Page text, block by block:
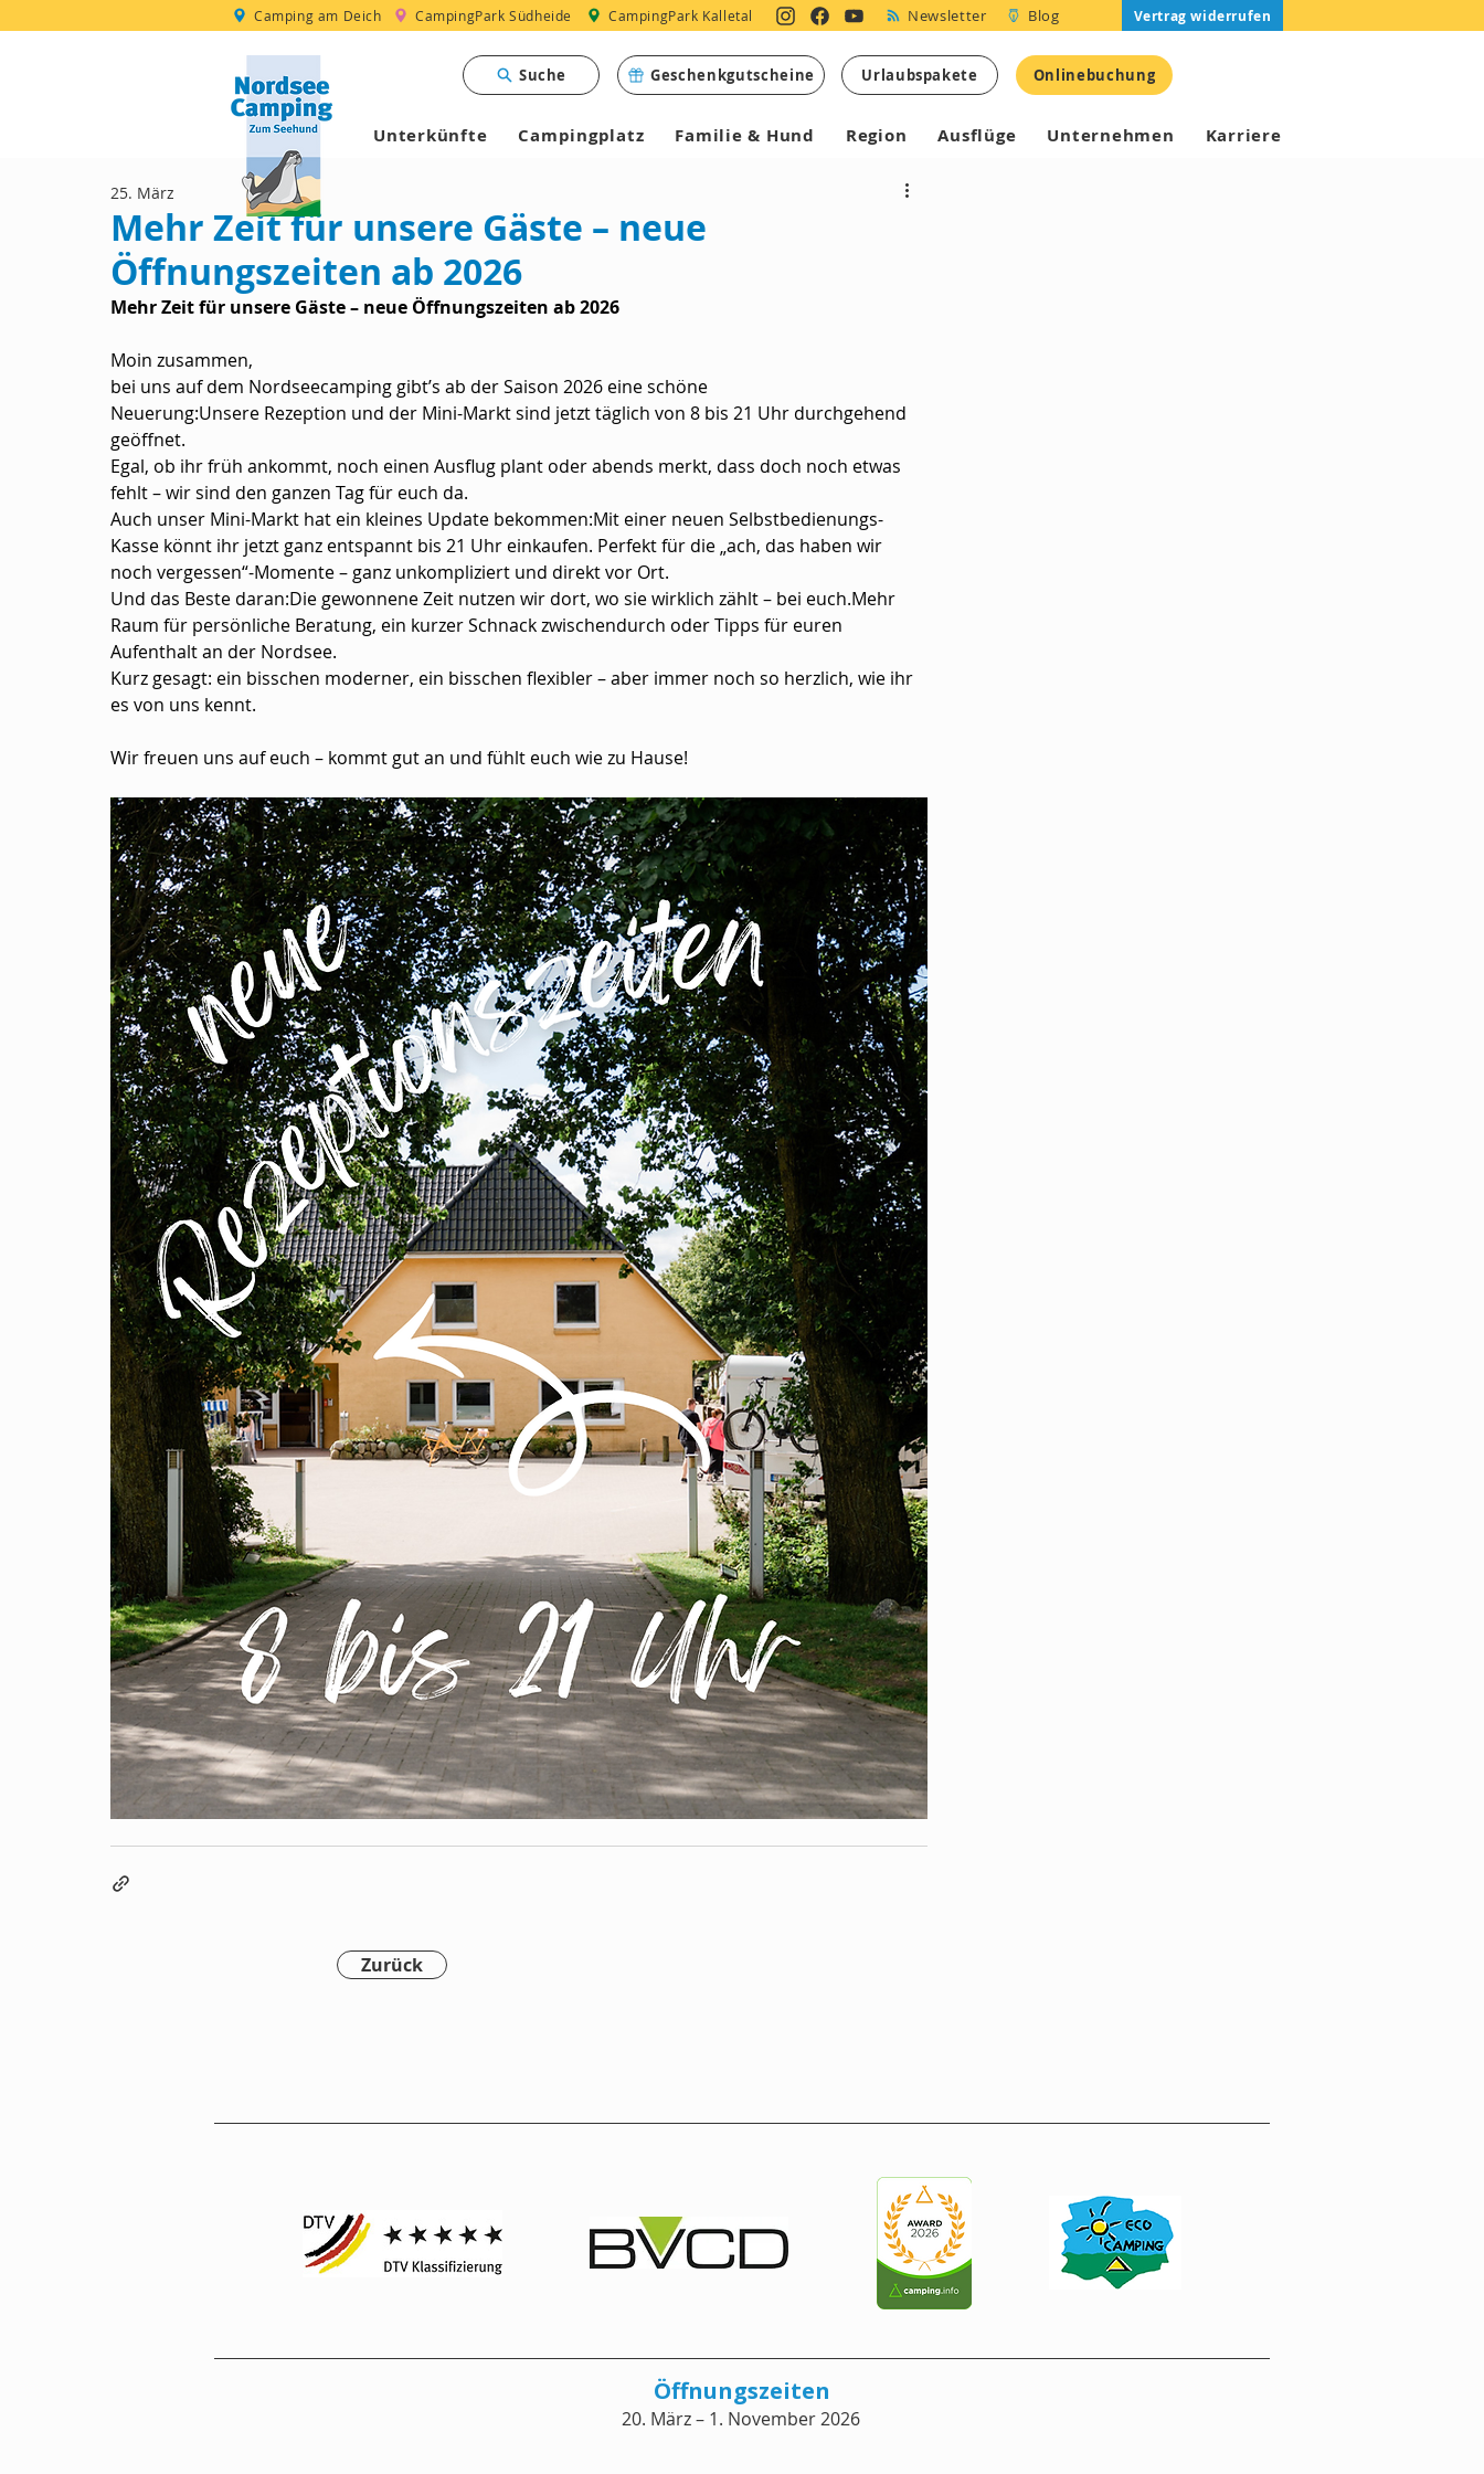
Camping am Deich CampingPark Südheide CampingPark Kalletal Newsletter Blog Vertrag widerrufen
Suche Geschenkgutscheine Urlaubspakete Onlinebuchung
Unterkünfte Campingplatz Familie & Hund Region Ausflüge Unternehmen Karriere
Mehr Zeit für unsere Gäste – neue
Öffnungszeiten ab 2026
25. März
Mehr Zeit für unsere Gäste – neue Öffnungszeiten ab 2026
Moin zusammen,
bei uns auf dem Nordseecamping gibt’s ab der Saison 2026 eine schöne
Neuerung:Unsere Rezeption und der Mini-Markt sind jetzt täglich von 8 bis 21 Uhr durchgehend
geöffnet.
Egal, ob ihr früh ankommt, noch einen Ausflug plant oder abends merkt, dass doch noch etwas
fehlt – wir sind den ganzen Tag für euch da.
Auch unser Mini-Markt hat ein kleines Update bekommen:Mit einer neuen Selbstbedienungs-
Kasse könnt ihr jetzt ganz entspannt bis 21 Uhr einkaufen. Perfekt für die „ach, das haben wir
noch vergessen“-Momente – ganz unkompliziert und direkt vor Ort.
Und das Beste daran:Die gewonnene Zeit nutzen wir dort, wo sie wirklich zählt – bei euch.Mehr
Raum für persönliche Beratung, ein kurzer Schnack zwischendurch oder Tipps für euren
Aufenthalt an der Nordsee.
Kurz gesagt: ein bisschen moderner, ein bisschen flexibler – aber immer noch so herzlich, wie ihr
es von uns kennt.
Wir freuen uns auf euch – kommt gut an und fühlt euch wie zu Hause!
Zurück
Öffnungszeiten
20. März – 1. November 2026